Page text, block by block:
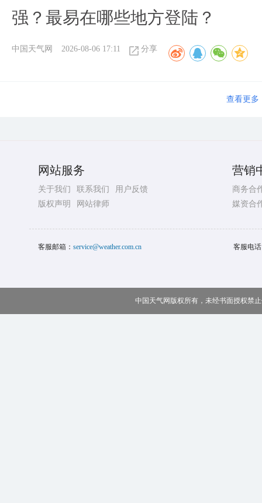
强？最易在哪些地方登陆？
中国天气网 2026-08-06 17:11 分享
查看更多
网站服务
关于我们 联系我们
用户反馈
版权声明
网站律师
营销
商务合
媒资合
客服邮箱： service@weather.com.cn 客服电
中国天气网版权所有，未经书面授权